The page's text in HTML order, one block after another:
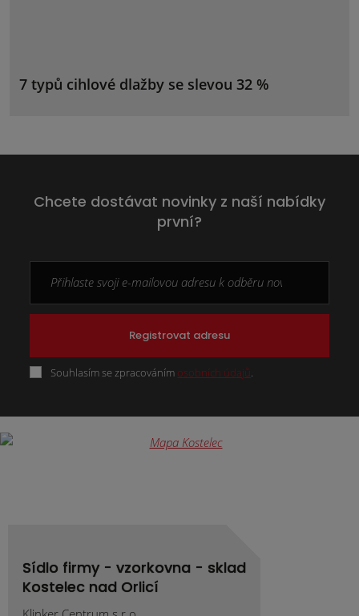
7 typů cihlové dlažby se slevou 32 %
Chcete dostávat novinky z naší nabídky
první?
Registrovat adresu
Souhlasím se zpracováním osobních údajů.
Sídlo firmy - vzorkovna - sklad
Kostelec nad Orlicí